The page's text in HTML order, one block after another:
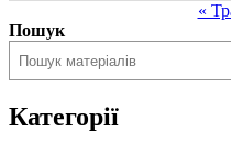
«
Пошук
Категорії